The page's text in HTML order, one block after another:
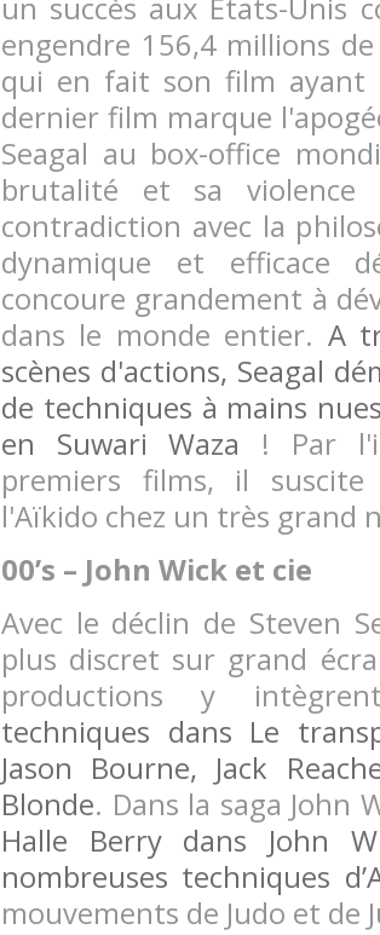
un succès aux États-Unis
engendre 156,4 millions
qui en fait son film ayant
dernier film marque
Seagal au box-office
brutalité et sa violence
contradiction avec la
dynamique et efficace
concoure grandement à
dans le monde entier. A
scènes d'actions, Seagal
de techniques à mains
en Suwari Waza ! Par
premiers films, il
l'Aïkido chez un très grand
00’s – John Wick et cie
Avec le déclin de Steven
plus discret sur grand
productions y
techniques dans Le
Jason Bourne, Jack
Blonde. Dans la saga John
Halle Berry dans John
nombreuses techniques
mouvements de Judo et de